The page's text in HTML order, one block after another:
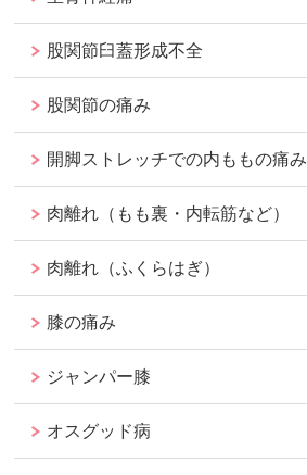
股関節臼蓋形成不全
股関節の痛み
開脚ストレッチでの内ももの痛み
肉離れ（もも裏・内転筋など）
肉離れ（ふくらはぎ）
膝の痛み
ジャンパー膝
オスグッド病